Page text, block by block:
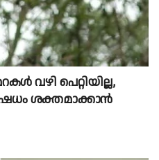
പെറ്റിയില്ല,
ശക്തമാക്കാൻ